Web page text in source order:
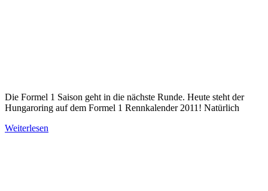
Die Formel 1 Saison geht in die nächste Runde. Heute steht der
Hungaroring auf dem Formel 1 Rennkalender 2011! Natürlich
Weiterlesen